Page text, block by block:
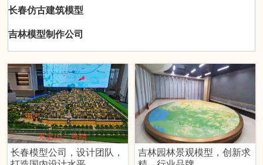
长春仿古建筑模型
吉林模型制作公司
长春模型公司，设计团队，
吉林园林景观模型，创新求